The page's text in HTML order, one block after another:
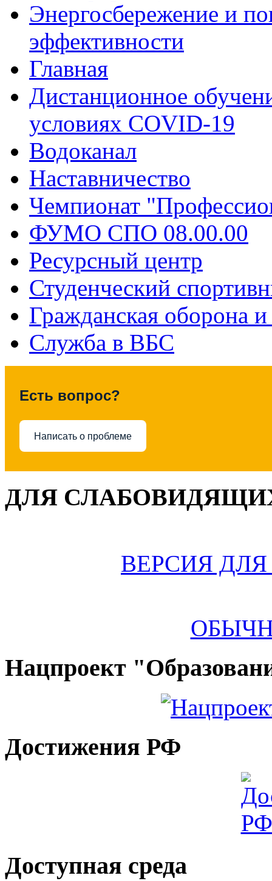
Энергосбережение и
эффективности
Главная
Дистанционное
условиях COVID-19
Водоканал
Наставничество
Чемпионат
ФУМО СПО 08.00.00
Ресурсный центр
Студенческий
Гражданская оборона
Служба в ВБС
Есть вопрос?
Написать о проблеме
ДЛЯ
ВЕРСИЯ
Нацпроект
Достижения РФ
Доступная среда